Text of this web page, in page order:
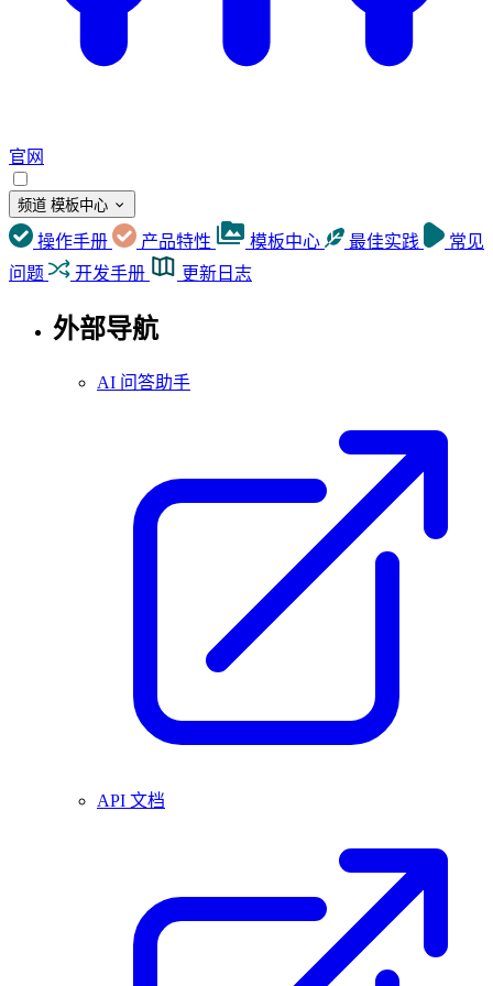
官网
频道 模板中心
操作手册 产品特性 模板中心 最佳实践
常见
问题
开发手册 更新日志
外部导航
AI 问答助手
API 文档